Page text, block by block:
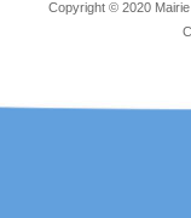
Copyright © 2020